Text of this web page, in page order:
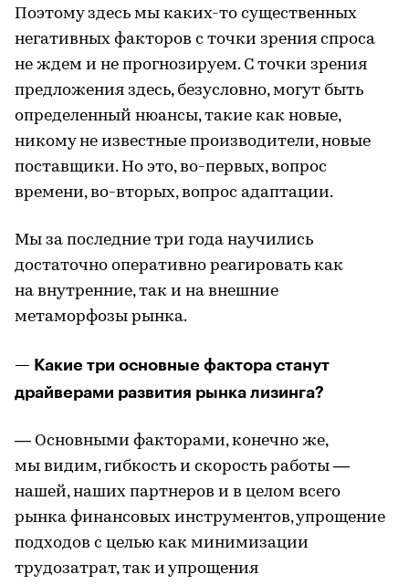
Поэтому здесь мы каких-то существенных
негативных факторов с точки зрения спроса
не ждем и не прогнозируем. С точки зрения
предложения здесь, безусловно, могут быть
определенный нюансы, такие как новые,
никому не известные производители, новые
поставщики. Но это, во-первых, вопрос
времени, во-вторых, вопрос адаптации.
Мы за последние три года научились
достаточно оперативно реагировать как
на внутренние, так и на внешние
метаморфозы рынка.
— Какие три основные фактора станут
драйверами развития рынка лизинга?
— Основными факторами, конечно же,
мы видим, гибкость и скорость работы —
нашей, наших партнеров и в целом всего
рынка финансовых инструментов, упрощение
подходов с целью как минимизации
трудозатрат, так и упрощения